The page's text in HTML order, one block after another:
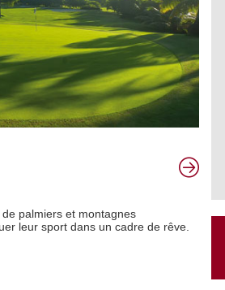
palmiers et montagnes
leur sport dans un cadre de rêve.